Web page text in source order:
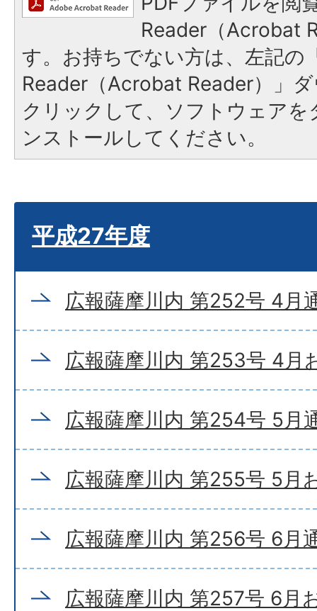
Reader（Acrobat
す。お持ちでない方は、左記の
Reader（Acrobat Reader）」
クリックして、ソフトウェア
ンストールしてください。
平成27年度
広報薩摩川内 第252号 4月
広報薩摩川内 第253号 4月
広報薩摩川内 第254号 5月
広報薩摩川内 第255号 5月
広報薩摩川内 第256号 6月
広報薩摩川内 第257号 6月